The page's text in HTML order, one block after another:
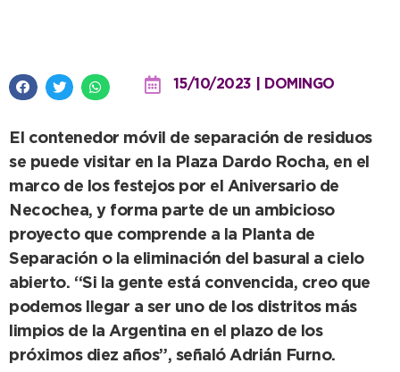
15/10/2023 | DOMINGO
El contenedor móvil de separación de residuos
se puede visitar en la Plaza Dardo Rocha, en el
marco de los festejos por el Aniversario de
Necochea, y forma parte de un ambicioso
proyecto que comprende a la Planta de
Separación o la eliminación del basural a cielo
abierto. “Si la gente está convencida, creo que
podemos llegar a ser uno de los distritos más
limpios de la Argentina en el plazo de los
próximos diez años”, señaló Adrián Furno.